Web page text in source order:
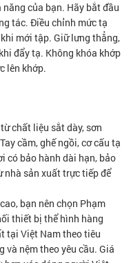
của bạn. Hãy bắt đầu
tác. Điều chỉnh mức tạ
mới tập. Giữ lưng thẳng,
đẩy tạ. Không khóa khớp
lên khớp.
chất liệu sắt dày, sơn
cầm, ghế ngồi, cơ cấu tạ
có bảo hành dài hạn, bảo
nhà sản xuất trực tiếp để
bạn nên chọn Phạm
thiết bị thể hình hàng
tại Việt Nam theo tiêu
và nệm theo yêu cầu. Giá